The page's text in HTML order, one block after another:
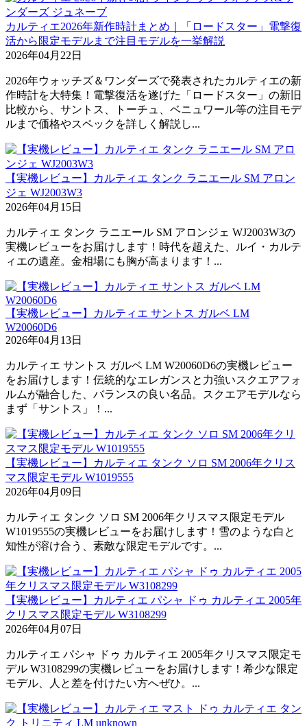
カルティエ2026年新作時計まとめ｜「ロードスター」電撃復
活から限定モデルまで注目モデルを一挙解説
2026年04月22日
2026年ウォッチズ＆ワンダーズで発表されたカルティエの新
作時計を大特集！電撃復活を遂げた「ロードスター」の新旧
比較から、サントス、トーチュ、ベニュワール等の注目モデ
ルまで価格やスペックを詳しく解説し...
【実機レビュー】カルティエ タンク ラニエール SM アロン
ジェ WJ2003W3
2026年04月15日
カルティエ タンク ラニエール SM アロンジェ WJ2003W3の
実機レビューをお届けします！時代を超えた、ルイ・カルテ
ィエの遺産。金相場にも胸が高まります！...
【実機レビュー】カルティエ サントス ガルベ LM
W20060D6
2026年04月13日
カルティエ サントス ガルベ LM W20060D6の実機レビュー
をお届けします！伝統的なエレガンスと力強いスクエアフォ
ルムが融合した、バランスの良い名品。スクエアモデルなら
まず「サントス」！...
【実機レビュー】カルティエ タンク ソロ SM 2006年クリス
マス限定モデル W1019555
2026年04月09日
カルティエ タンク ソロ SM 2006年クリスマス限定モデル
W1019555の実機レビューをお届けします！雪のような白と
知性が溶け合う、素敵な限定モデルです。...
【実機レビュー】カルティエ パシャ ドゥ カルティエ 2005年
クリスマス限定モデル W3108299
2026年04月07日
カルティエ パシャ ドゥ カルティエ 2005年クリスマス限定モ
デル W3108299の実機レビューをお届けします！希少な限定
モデル、人と差を付けたい方へぜひ。...